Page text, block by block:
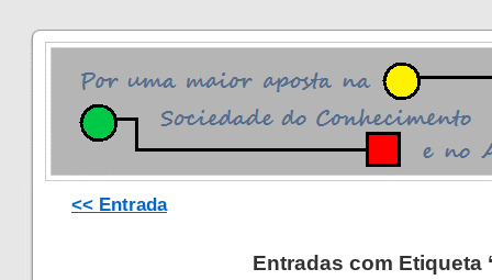
<< Entrada
Entradas com Etiqueta